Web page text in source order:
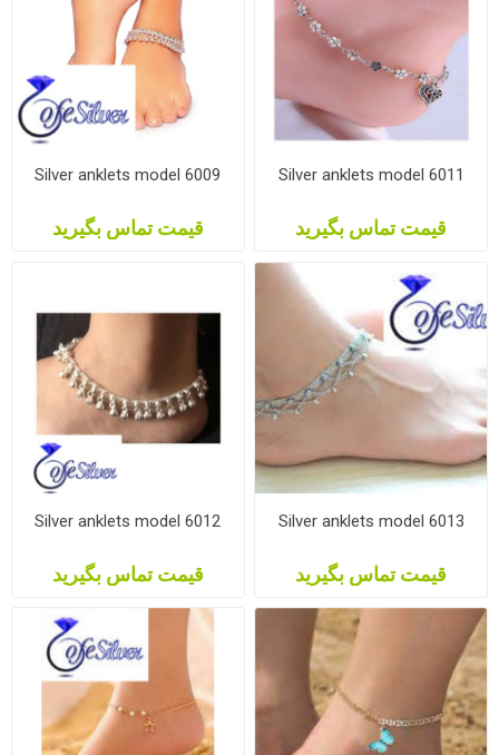
Silver anklets model 6009
قیمت تماس بگیرید
Silver anklets model 6011
قیمت تماس بگیرید
Silver anklets model 6012
قیمت تماس بگیرید
Silver anklets model 6013
قیمت تماس بگیرید